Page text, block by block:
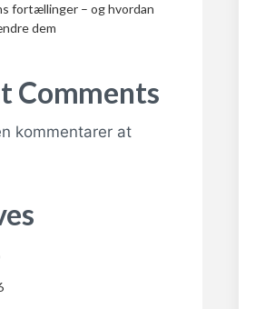
fortællinger – og hvordan
dem
Comments
kommentarer at